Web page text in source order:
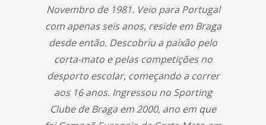
Novembro de 1981. Veio para Portugal
com apenas seis anos, reside em Braga
desde então. Descobriu a paixão pelo
corta-mato e pelas competições no
desporto escolar, começando a correr
aos 16 anos. Ingressou no Sporting
Clube de Braga em 2000, ano em que